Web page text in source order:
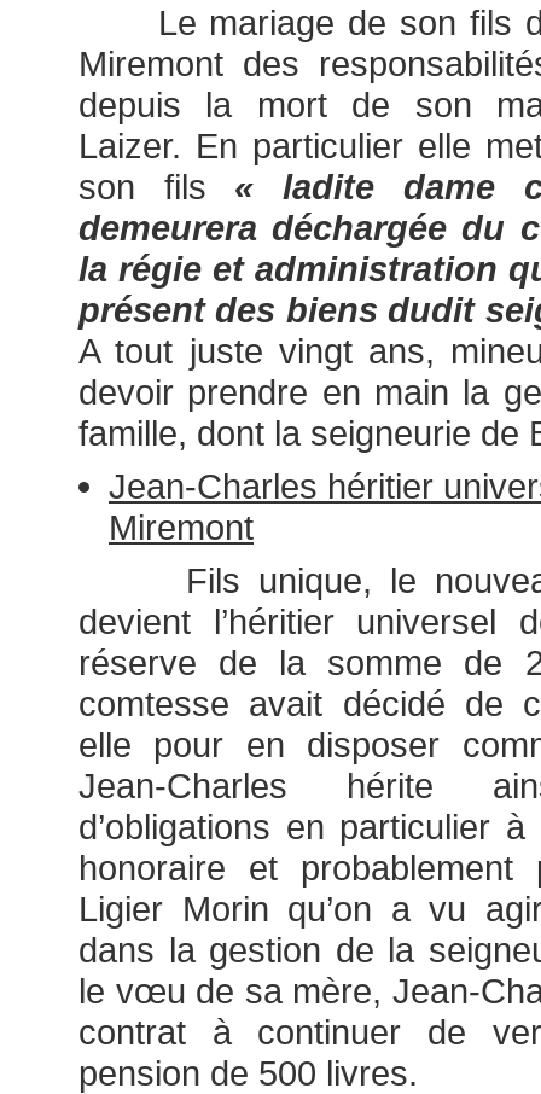
Le mariage de son fils
Miremont des
depuis la mort de son
Laizer. En particulier elle
son fils « ladite dame
demeurera déchargée du
la régie et administration
présent des biens dudit
A tout juste vingt ans,
devoir prendre en main la
famille, dont la seigneurie de
Jean-Charles héritier
Miremont
Fils unique, le
devient l’héritier
réserve de la somme de
comtesse avait décidé de
elle pour en disposer
Jean-Charles hérite
d’obligations en particulier
honoraire et probablement
Ligier Morin qu’on a vu
dans la gestion de la
le vœu de sa mère, Jean-
contrat à continuer de
pension de 500 livres.